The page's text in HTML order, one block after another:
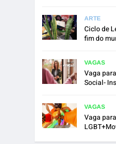
ARTE
Ciclo de
fim do
VAGAS
Vaga
Social-
VAGAS
Vaga